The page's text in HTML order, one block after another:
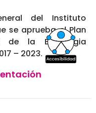
del Instituto
se aprueba el Plan
de la Estrategia
– 2023.